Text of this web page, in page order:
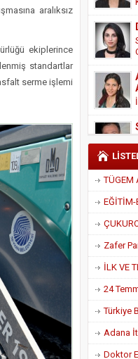
aralıksız
ekiplerince
standartlar
serme işlemi
Adana